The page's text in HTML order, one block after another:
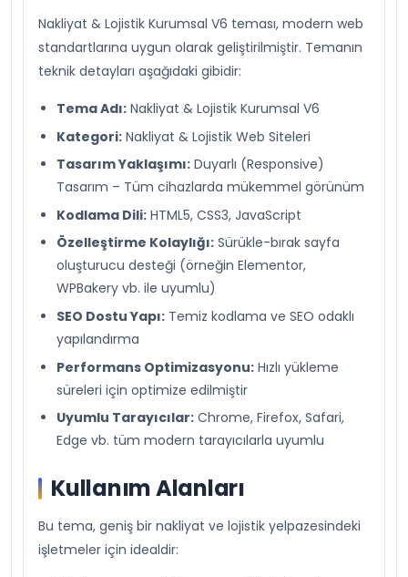
Nakliyat & Lojistik Kurumsal V6 teması, modern web
standartlarına uygun olarak geliştirilmiştir. Temanın
teknik detayları aşağıdaki gibidir:
Tema Adı: Nakliyat & Lojistik Kurumsal V6
Kategori: Nakliyat & Lojistik Web Siteleri
Tasarım Yaklaşımı: Duyarlı (Responsive)
Tasarım – Tüm cihazlarda mükemmel görünüm
Kodlama Dili: HTML5, CSS3, JavaScript
Özelleştirme Kolaylığı: Sürükle-bırak sayfa
oluşturucu desteği (örneğin Elementor,
WPBakery vb. ile uyumlu)
SEO Dostu Yapı: Temiz kodlama ve SEO odaklı
yapılandırma
Performans Optimizasyonu: Hızlı yükleme
süreleri için optimize edilmiştir
Uyumlu Tarayıcılar: Chrome, Firefox, Safari,
Edge vb. tüm modern tarayıcılarla uyumlu
Kullanım Alanları
Bu tema, geniş bir nakliyat ve lojistik yelpazesindeki
işletmeler için idealdir: